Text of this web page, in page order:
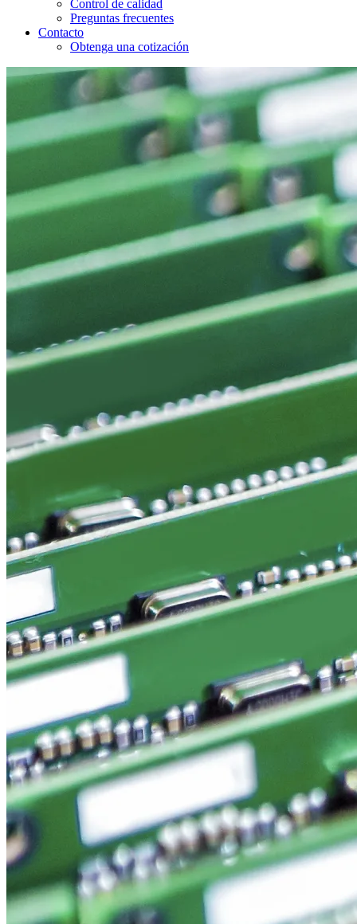
Control de calidad
Preguntas frecuentes
Contacto
Obtenga una cotización